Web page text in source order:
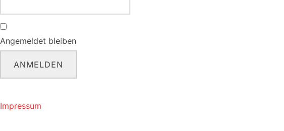
Angemeldet bleiben
ANMELDEN
Impressum